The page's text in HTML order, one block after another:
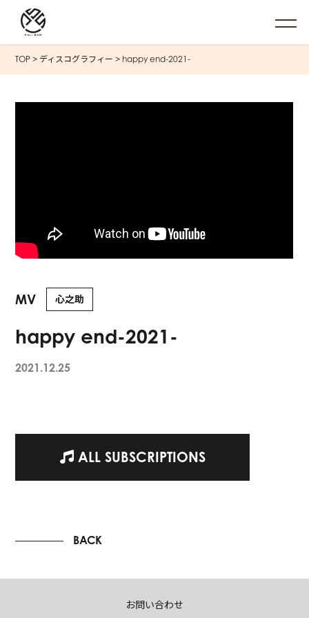
TOP > ディスコグラフィー > happy end-2021-
MV 心之助
happy end-2021-
2021.12.25
ALL SUBSCRIPTIONS
BACK
お問い合わせ